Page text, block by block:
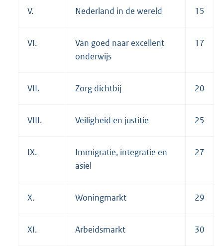
V. Nederland in de wereld 15
VI.
Van goed naar excellent
onderwijs
17
VII. Zorg dichtbij 20
VIII. Veiligheid en justitie 25
IX.
Immigratie, integratie en
asiel
27
X. Woningmarkt 29
XI. Arbeidsmarkt 30